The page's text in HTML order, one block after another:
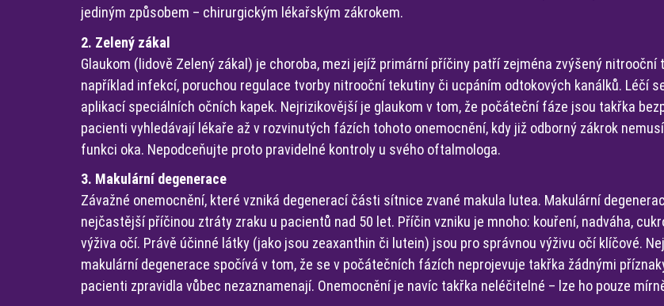
jediným způsobem – chirurgickým lékařským zákrokem.
2. Zelený zákal
Glaukom (lidově Zelený zákal) je choroba, mezi jejíž primární příčiny patří zejména zvýšený nitrooční
například infekcí, poruchou regulace tvorby nitrooční tekutiny či ucpáním odtokových kanálků. Léčí
aplikací speciálních očních kapek. Nejrizikovější je glaukom v tom, že počáteční fáze jsou takřka
pacienti vyhledávají lékaře až v rozvinutých fázích tohoto onemocnění, kdy již odborný zákrok
funkci oka. Nepodceňujte proto pravidelné kontroly u svého oftalmologa.
3. Makulární degenerace
Závažné onemocnění, které vzniká degenerací části sítnice zvané makula lutea. Makulární
nejčastější příčinou ztráty zraku u pacientů nad 50 let. Příčin vzniku je mnoho: kouření, nadváha,
výživa očí. Právě účinné látky (jako jsou zeaxanthin či lutein) jsou pro správnou výživu očí klíčové.
makulární degenerace spočívá v tom, že se v počátečních fázích neprojevuje takřka žádnými
pacienti zpravidla vůbec nezaznamenají. Onemocnění je navíc takřka neléčitelné – lze ho pouze